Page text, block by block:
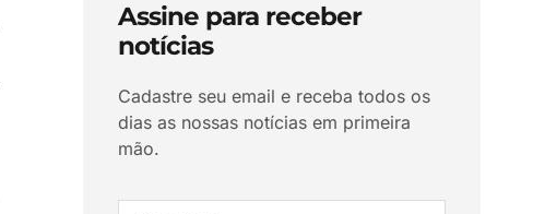
Assine para receber
notícias
Cadastre seu email e receba todos os
dias as nossas notícias em primeira
mão.